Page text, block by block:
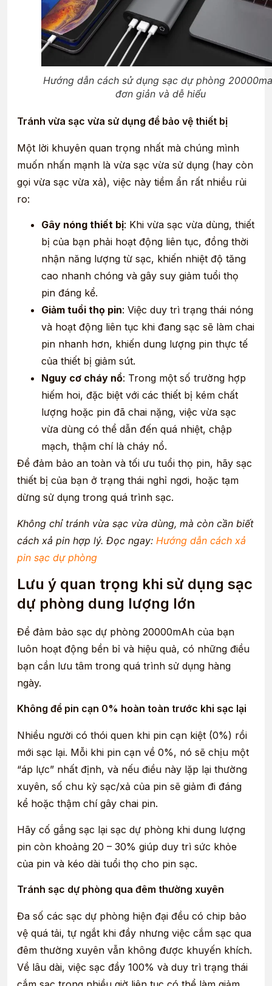
Hướng dẫn cách sử dụng sạc dự phòng
đơn giản và dễ hiểu
Tránh vừa sạc vừa sử dụng để bảo vệ thiết bị
Một lời khuyên quan trọng nhất mà chúng mình
muốn nhấn mạnh là vừa sạc vừa sử dụng (hay còn
gọi vừa sạc vừa xả), việc này tiềm ẩn rất nhiều rủi
ro:
Gây nóng thiết bị: Khi vừa sạc vừa dùng, thiết
bị của bạn phải hoạt động liên tục, đồng thời
nhận năng lượng từ sạc, khiến nhiệt độ tăng
cao nhanh chóng và gây suy giảm tuổi thọ
pin đáng kể.
Giảm tuổi thọ pin: Việc duy trì trạng thái nóng
và hoạt động liên tục khi đang sạc sẽ làm chai
pin nhanh hơn, khiến dung lượng pin thực tế
của thiết bị giảm sút.
Nguy cơ cháy nổ: Trong một số trường hợp
hiếm hoi, đặc biệt với các thiết bị kém chất
lượng hoặc pin đã chai nặng, việc vừa sạc
vừa dùng có thể dẫn đến quá nhiệt, chập
mạch, thậm chí là cháy nổ.
Để đảm bảo an toàn và tối ưu tuổi thọ pin, hãy sạc
thiết bị của bạn ở trạng thái nghỉ ngơi, hoặc tạm
dừng sử dụng trong quá trình sạc.
Không chỉ tránh vừa sạc vừa dùng, mà còn cần biết
cách xả pin hợp lý. Đọc ngay: Hướng dẫn cách xả
pin sạc dự phòng
Lưu ý quan trọng khi sử dụng sạc
dự phòng dung lượng lớn
Để đảm bảo sạc dự phòng 20000mAh của bạn
luôn hoạt động bền bỉ và hiệu quả, có những điều
bạn cần lưu tâm trong quá trình sử dụng hàng
ngày.
Không để pin cạn 0% hoàn toàn trước khi sạc lại
Nhiều người có thói quen khi pin cạn kiệt (0%) rồi
mới sạc lại. Mỗi khi pin cạn về 0%, nó sẽ chịu một
“áp lực” nhất định, và nếu điều này lặp lại thường
xuyên, số chu kỳ sạc/xả của pin sẽ giảm đi đáng
kể hoặc thậm chí gây chai pin.
Hãy cố gắng sạc lại sạc dự phòng khi dung lượng
pin còn khoảng 20 – 30% giúp duy trì sức khỏe
của pin và kéo dài tuổi thọ cho pin sạc.
Tránh sạc dự phòng qua đêm thường xuyên
Đa số các sạc dự phòng hiện đại đều có chip bảo
vệ quá tải, tự ngắt khi đầy nhưng việc cắm sạc qua
đêm thường xuyên vẫn không được khuyến khích.
Về lâu dài, việc sạc đầy 100% và duy trì trạng thái